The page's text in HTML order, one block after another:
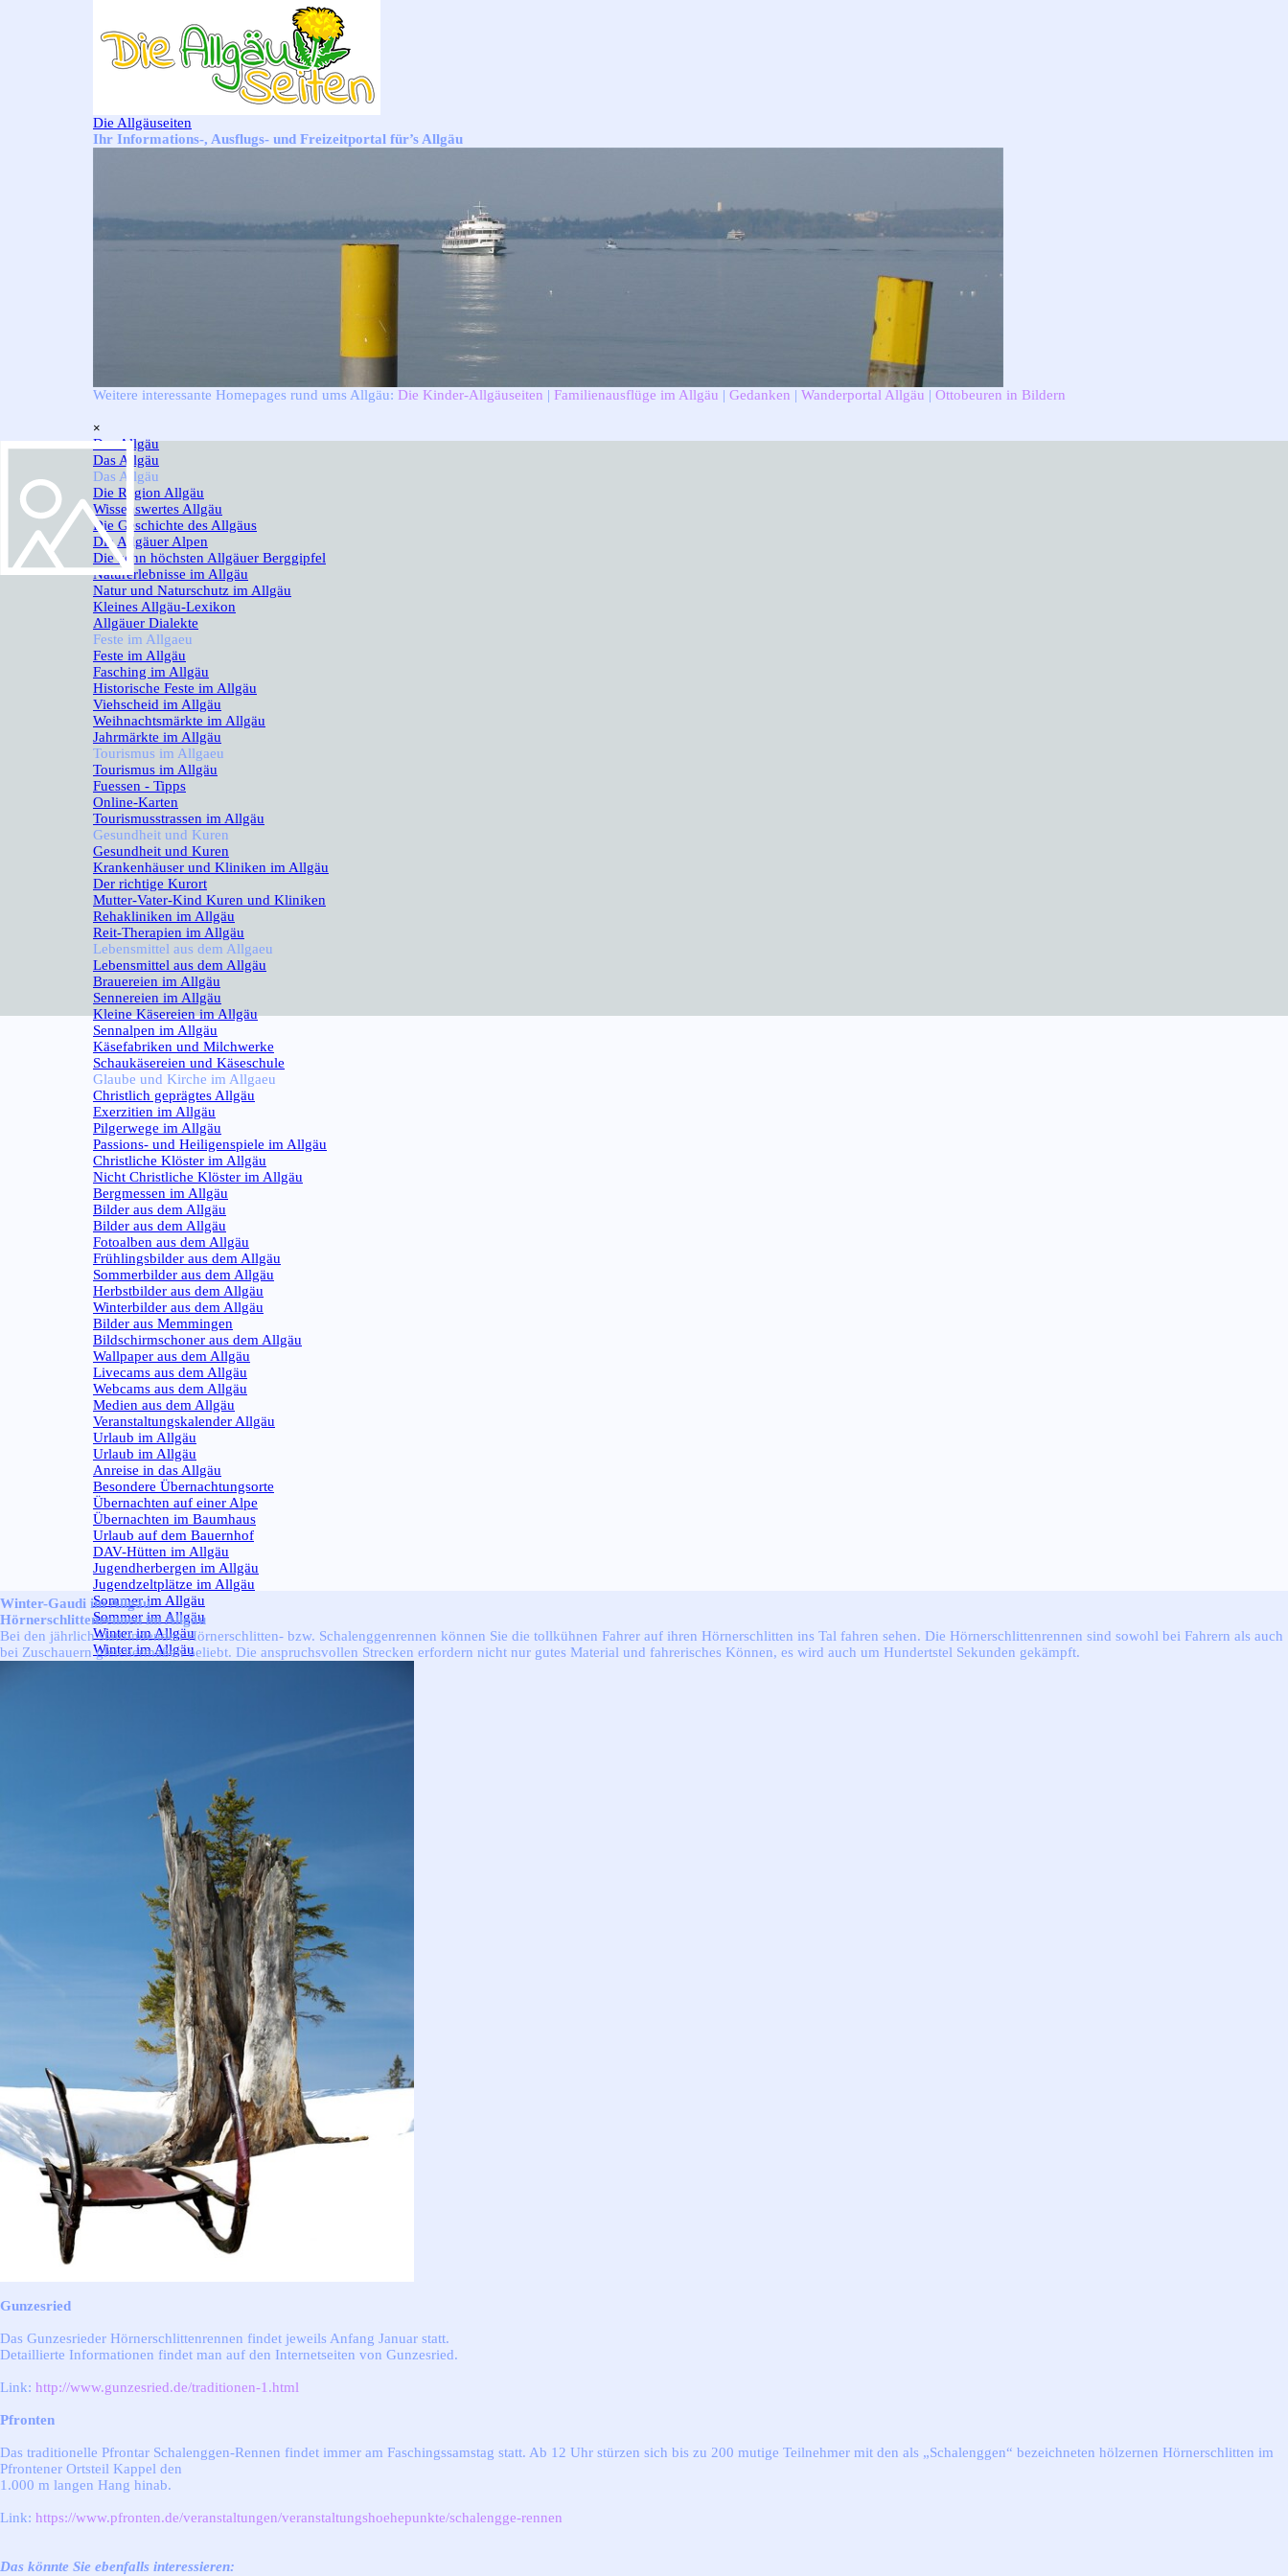
Die Allgäuseiten
Ihr Informations-, Ausflugs- und Freizeitportal für’s Allgäu
Weitere interessante Homepages rund ums Allgäu: Die Kinder-Allgäuseiten | Familienausflüge im Allgäu | Gedanken | Wanderportal Allgäu | Ottobeuren in Bildern
×
Das Allgäu▼
Das Allgäu
Das Allgäu
Die Region Allgäu
Wissenswertes Allgäu
Die Geschichte des Allgäus
Die Allgäuer Alpen
Die zehn höchsten Allgäuer Berggipfel
Naturerlebnisse im Allgäu
Natur und Naturschutz im Allgäu
Kleines Allgäu-Lexikon
Allgäuer Dialekte
Feste im Allgaeu
Feste im Allgäu
Fasching im Allgäu
Historische Feste im Allgäu
Viehscheid im Allgäu
Weihnachtsmärkte im Allgäu
Jahrmärkte im Allgäu
Tourismus im Allgaeu
Tourismus im Allgäu
Fuessen - Tipps
Online-Karten
Tourismusstrassen im Allgäu
Gesundheit und Kuren
Gesundheit und Kuren
Krankenhäuser und Kliniken im Allgäu
Der richtige Kurort
Mutter-Vater-Kind Kuren und Kliniken
Rehakliniken im Allgäu
Reit-Therapien im Allgäu
Lebensmittel aus dem Allgaeu
Lebensmittel aus dem Allgäu
Brauereien im Allgäu
Sennereien im Allgäu
Kleine Käsereien im Allgäu
Sennalpen im Allgäu
Käsefabriken und Milchwerke
Schaukäsereien und Käseschule
Glaube und Kirche im Allgaeu
Christlich geprägtes Allgäu
Exerzitien im Allgäu
Pilgerwege im Allgäu
Passions- und Heiligenspiele im Allgäu
Christliche Klöster im Allgäu
Nicht Christliche Klöster im Allgäu
Bergmessen im Allgäu
Bilder aus dem Allgäu
Bilder aus dem Allgäu
Fotoalben aus dem Allgäu
Frühlingsbilder aus dem Allgäu
Sommerbilder aus dem Allgäu
Herbstbilder aus dem Allgäu
Winterbilder aus dem Allgäu
Bilder aus Memmingen
Bildschirmschoner aus dem Allgäu
Wallpaper aus dem Allgäu
Livecams aus dem Allgäu
Webcams aus dem Allgäu
Medien aus dem Allgäu
Veranstaltungskalender Allgäu
Urlaub im Allgäu
Urlaub im Allgäu
Anreise in das Allgäu
Besondere Übernachtungsorte
Übernachten auf einer Alpe
Übernachten im Baumhaus
Urlaub auf dem Bauernhof
DAV-Hütten im Allgäu
Jugendherbergen im Allgäu
Jugendzeltplätze im Allgäu
Sommer im Allgäu
Sommer im Allgäu
Winter im Allgäu▼
Winter im Allgäu
Aus dem Allgäu▼
Datenschutzerklärung
Stichwortverzeichnis
Netzwerk
Linkpartner
Unterstützung
Suchen
Winter-Gaudi im Allgäu
Hörnerschlittenrennen im Allgäu
Bei den jährlich stattfindenden Hörnerschlitten- bzw. Schalenggenrennen können Sie die tollkühnen Fahrer auf ihren Hörnerschlitten ins Tal fahren sehen. Die Hörnerschlittenrennen sind sowohl bei Fahrern als auch
bei Zuschauern gleichermaßen beliebt. Die anspruchsvollen Strecken erfordern nicht nur gutes Material und fahrerisches Können, es wird auch um Hundertstel Sekunden gekämpft.
Gunzesried
Das Gunzesrieder Hörnerschlittenrennen findet jeweils Anfang Januar statt.
Detaillierte Informationen findet man auf den Internetseiten von Gunzesried.
Link: http://www.gunzesried.de/traditionen-1.html
Pfronten
Das traditionelle Pfrontar Schalenggen-Rennen findet immer am Faschingssamstag statt. Ab 12 Uhr stürzen sich bis zu 200 mutige Teilnehmer mit den als „Schalenggen“ bezeichneten hölzernen Hörnerschlitten im
Pfrontener Ortsteil Kappel den
1.000 m langen Hang hinab.
Link: https://www.pfronten.de/veranstaltungen/veranstaltungshoehepunkte/schalengge-rennen
Das könnte Sie ebenfalls interessieren: